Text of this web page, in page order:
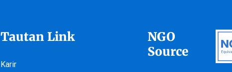
Tautan Link
Karir
NGO
Source